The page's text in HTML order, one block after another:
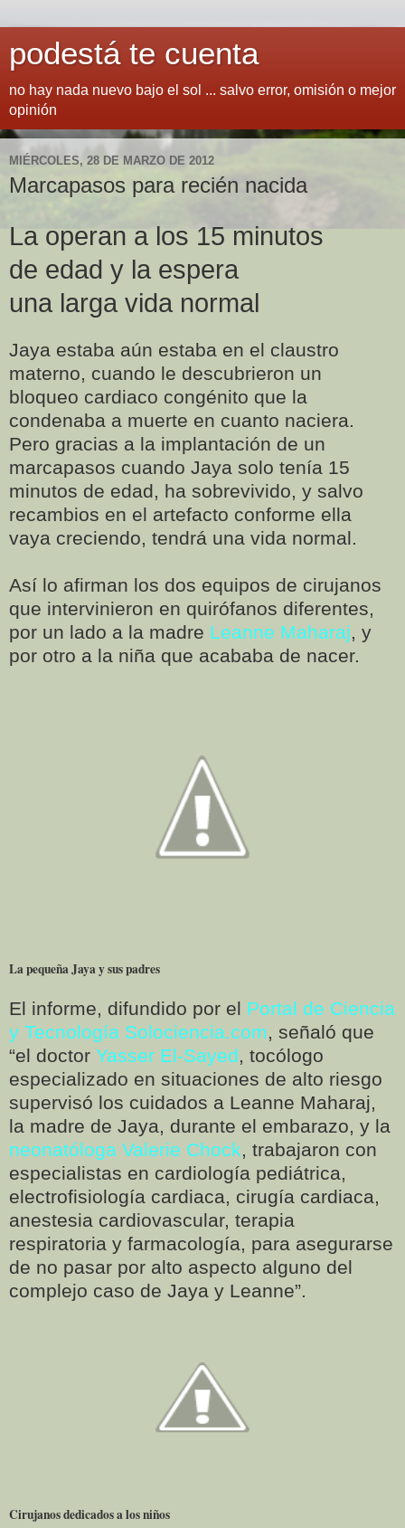
podestá te cuenta
no hay nada nuevo bajo el sol ... salvo error, omisión o mejor
opinión
MIÉRCOLES, 28 DE MARZO DE 2012
Marcapasos para recién nacida
La operan a los 15 minutos
de edad y la espera
una larga vida normal
Jaya estaba aún estaba en el claustro
materno, cuando le descubrieron un
bloqueo cardiaco congénito que la
condenaba a muerte en cuanto naciera.
Pero gracias a la implantación de un
marcapasos cuando Jaya solo tenía 15
minutos de edad, ha sobrevivido, y salvo
recambios en el artefacto conforme ella
vaya creciendo, tendrá una vida normal.
Así lo afirman los dos equipos de cirujanos
que intervinieron en quirófanos diferentes,
por un lado a la madre Leanne Maharaj, y
por otro a la niña que acababa de nacer.
La pequeña Jaya y sus padres
El informe, difundido por el Portal de Ciencia
y Tecnología Solociencia.com, señaló que
“el doctor Yasser El-Sayed, tocólogo
especializado en situaciones de alto riesgo
supervisó los cuidados a Leanne Maharaj,
la madre de Jaya, durante el embarazo, y la
neonatóloga Valerie Chock, trabajaron con
especialistas en cardiología pediátrica,
electrofisiología cardiaca, cirugía cardiaca,
anestesia cardiovascular, terapia
respiratoria y farmacología, para asegurarse
de no pasar por alto aspecto alguno del
complejo caso de Jaya y Leanne”.
Cirujanos dedicados a los niños